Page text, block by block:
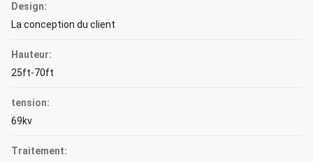
Design:
La conception du client
Hauteur:
25ft-70ft
tension:
69kv
Traitement: